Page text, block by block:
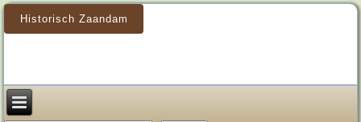
Historisch Zaandam